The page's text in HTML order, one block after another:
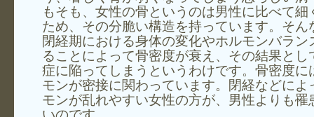
もそも、女性の骨というのは男性に比べて細
ため、その分脆い構造を持っています。そん
閉経期における身体の変化やホルモンバラン
ることによって骨密度が衰え、その結果とし
症に陥ってしまうというわけです。骨密度に
モンが密接に関わっています。閉経などによ
モンが乱れやすい女性の方が、男性よりも罹